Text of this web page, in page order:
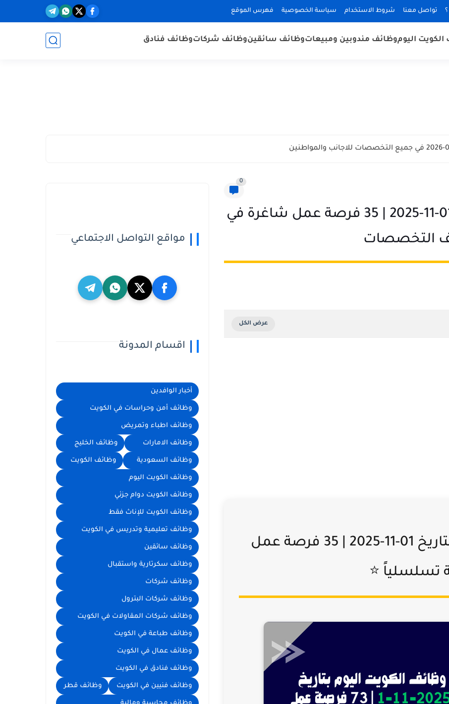
تواصل معنا شروط الاستخدام سياسة الخصوصية فهرس الموقع
اليوموظائف مندوبين ومبيعاتوظائف سائقينوظائف شركاتوظائف فنادق
0
وظائف الكويت اليوم بتاريخ 01-11-2025 | 35 فرصة عمل شاغرة في
التخصصات
⭐ وظائف الكويت اليوم بتاريخ 01-11-2025 | 35 فرصة عمل
تسلسلياً ⭐
مواقع التواصل الاجتماعي
اقسام المدونة
أخبار الوافدين
وظائف أمن وحراسات في الكويت
وظائف اطباء وتمريض
وظائف الامارات وظائف الخليج
وظائف السعودية وظائف الكويت
وظائف الكويت اليوم
وظائف الكويت دوام جزئي
وظائف الكويت للإناث فقط
وظائف تعليمية وتدريس في الكويت
وظائف سائقين
وظائف سكرتارية واستقبال
وظائف شركات
وظائف شركات البترول
وظائف شركات المقاولات في الكويت
وظائف طباعة في الكويت
وظائف عمال في الكويت
وظائف فنادق في الكويت
وظائف فنيين في الكويت وظائف قطر